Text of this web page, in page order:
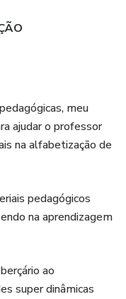
meu
ajudar o professor
na alfabetização de
pedagógicos
na aprendizagem
ao
super dinâmicas